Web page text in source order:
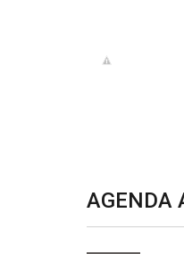
AGENDA